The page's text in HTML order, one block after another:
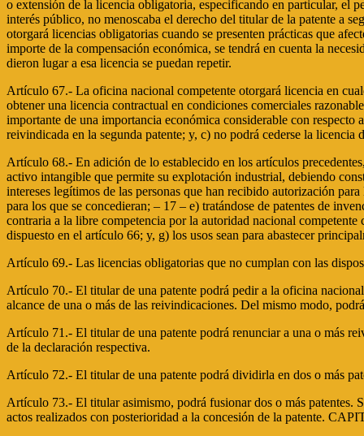
o extensión de la licencia obligatoria, especificando en particular, el
interés público, no menoscaba el derecho del titular de la patente a
otorgará licencias obligatorias cuando se presenten prácticas que
importe de la compensación económica, se tendrá en cuenta la
dieron lugar a esa licencia se puedan repetir.
Artículo 67.- La oficina nacional competente otorgará licencia en
obtener una licencia contractual en condiciones comerciales
importante de una importancia económica considerable con
reivindicada en la segunda patente; y, c) no podrá cederse la licencia
Artículo 68.- En adición de lo establecido en los artículos
activo intangible que permite su explotación industrial, debiendo
intereses legítimos de las personas que han recibido autorización
para los que se concedieran; – 17 – e) tratándose de patentes de
contraria a la libre competencia por la autoridad nacional
dispuesto en el artículo 66; y, g) los usos sean para abastecer
Artículo 69.- Las licencias obligatorias que no cumplan con las
Artículo 70.- El titular de una patente podrá pedir a la oficina
alcance de una o más de las reivindicaciones. Del mismo modo,
Artículo 71.- El titular de una patente podrá renunciar a una o más
de la declaración respectiva.
Artículo 72.- El titular de una patente podrá dividirla en dos o más
Artículo 73.- El titular asimismo, podrá fusionar dos o más patentes.
actos realizados con posterioridad a la concesión de la patente.